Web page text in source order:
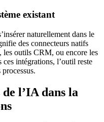
existant
naturellement dans le
des connecteurs natifs
outils CRM, ou encore les
intégrations, l’outil reste
l’IA dans la